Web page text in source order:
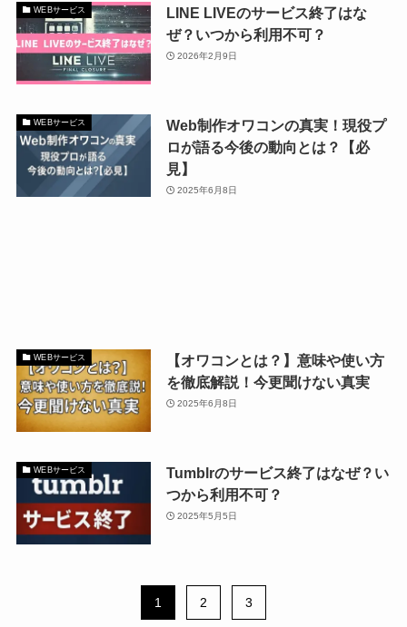
WEBサービス
LINE LIVEのサービス終了はな
ぜ？いつから利用不可？
2026年2月9日
WEBサービス
Web制作オワコンの真実！現役プ
ロが語る今後の動向とは？【必
見】
2025年6月8日
WEBサービス
【オワコンとは？】意味や使い方
を徹底解説！今更聞けない真実
2025年6月8日
WEBサービス
Tumblrのサービス終了はなぜ？い
つから利用不可？
2025年5月5日
1 2 3